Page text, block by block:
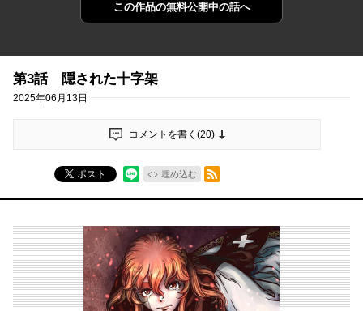
この作品の無料公開中の話へ
第3話 隠された十字架
2025年06月13日
コメントを書く(20)
ポスト 埋め込む
RSSフィード